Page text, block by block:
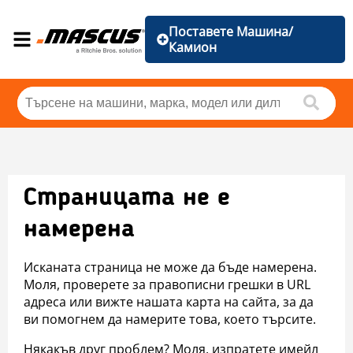
Поставете Машина/
Камион
Страницата не е
намерена
Исканата страница не може да бъде намерена.
Моля, проверете за правописни грешки в URL
адреса или вижте нашата карта на сайта, за да
ви помогнем да намерите това, което търсите.
Някакъв друг проблем? Моля, изпратете имейл